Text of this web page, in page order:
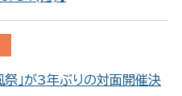
」が3年ぶりの対面開催決